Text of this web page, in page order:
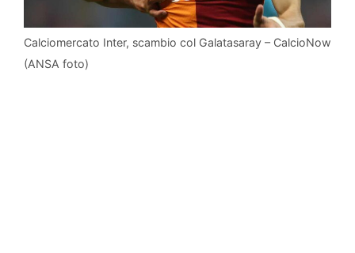
Calciomercato Inter, scambio col Galatasaray – CalcioNow
(ANSA foto)